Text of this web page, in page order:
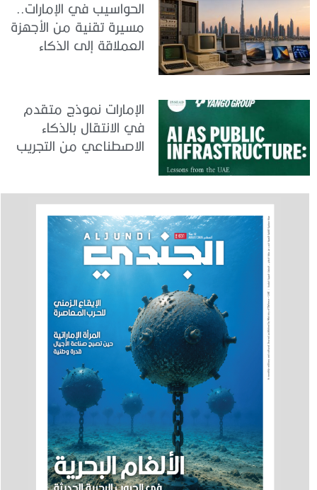
الحواسيب في الإمارات..
مسيرة تقنية من الأجهزة
العملاقة إلى الذكاء
الإمارات نموذج متقدم
في الانتقال بالذكاء
الاصطناعي من التجريب